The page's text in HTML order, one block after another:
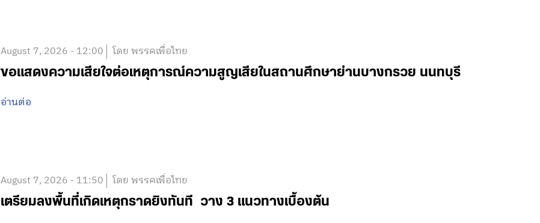
August 7, 2026 - 12:00 โดย พรรคเพื่อไทย
ขอแสดงความเสียใจต่อเหตุการณ์ความสูญเสียในสถานศึกษาย่านบางกรวย นนทบุรี
อ่านต่อ
August 7, 2026 - 11:50 โดย พรรคเพื่อไทย
เตรียมลงพื้นที่เกิดเหตุกราดยิงทันที วาง 3 แนวทางเบื้องต้น